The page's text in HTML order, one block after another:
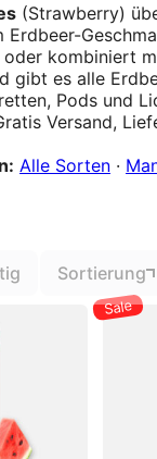
(Strawberry)
kombiniert
gibt es alle
Pods und
Versand,
Alle Sorten ·
Sortierung